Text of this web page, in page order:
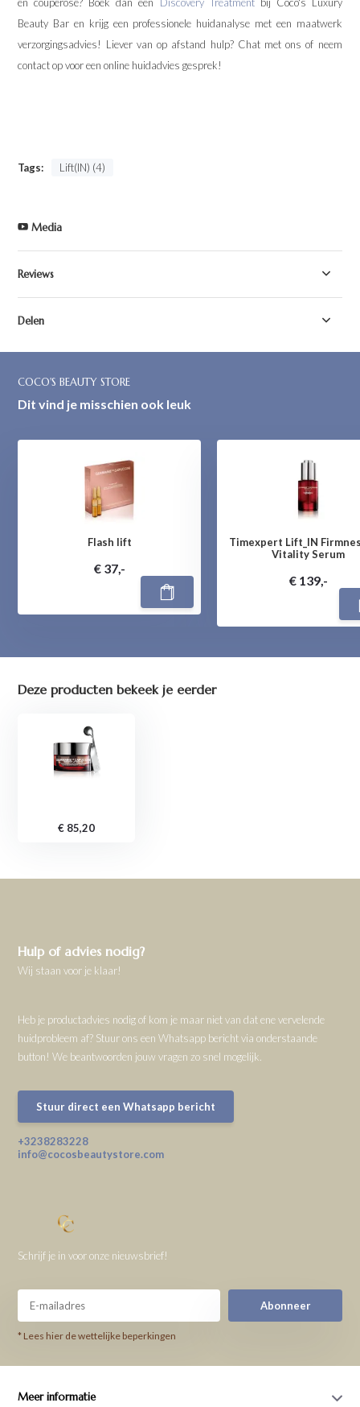
Beauty Bar en krijg een professionele huidanalyse met een maatwerk
verzorgingsadvies! Liever van op afstand hulp? Chat met ons of neem
contact op voor een online huidadvies gesprek!
Tags: Lift(IN) (4)
Media
Reviews
Delen
COCO'S BEAUTY STORE
Dit vind je misschien ook leuk
Flash lift
€ 37,-
Timexpert Lift_IN
Vitality Serum
€ 139,-
Deze producten bekeek je eerder
€ 85,20
Hulp of advies nodig?
Wij staan voor je klaar!
Heb je productadvies nodig of kom je maar niet van dat ene vervelende
huidprobleem af? Stuur ons een Whatsapp bericht via onderstaande
button! We beantwoorden jouw vragen zo snel mogelijk.
Stuur direct een Whatsapp bericht
+3238283228
info@cocosbeautystore.com
Schrijf je in voor onze nieuwsbrief!
Abonneer
* Lees hier de wettelijke beperkingen
Meer informatie